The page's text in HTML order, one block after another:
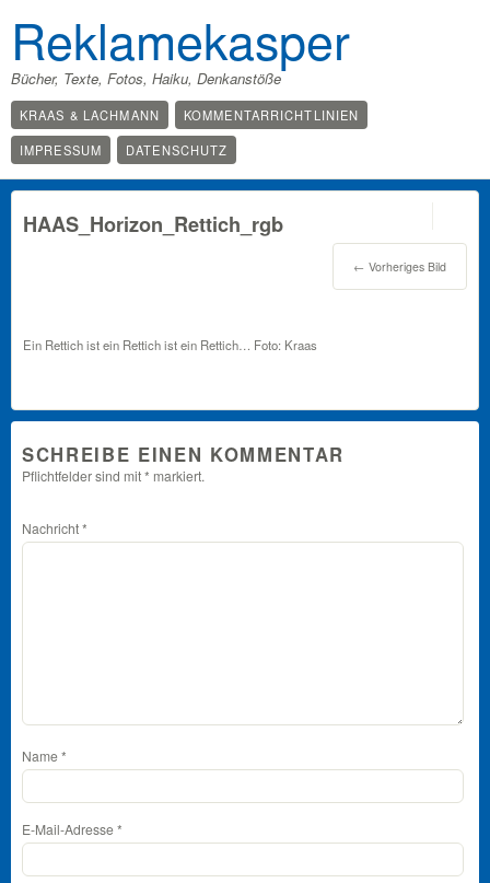
Reklamekasper
Bücher, Texte, Fotos, Haiku, Denkanstöße
KRAAS & LACHMANN
KOMMENTARRICHTLINIEN
IMPRESSUM
DATENSCHUTZ
HAAS_Horizon_Rettich_rgb
← Vorheriges Bild
Ein Rettich ist ein Rettich ist ein Rettich… Foto: Kraas
SCHREIBE EINEN KOMMENTAR
Pflichtfelder sind mit* markiert.
Nachricht*
Name*
E-Mail-Adresse*